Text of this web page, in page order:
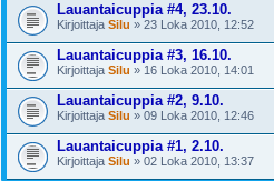
Lauantaicuppia #4, 23.10.
Kirjoittaja Silu » 23 Loka 2010, 12:52
Lauantaicuppia #3, 16.10.
Kirjoittaja Silu » 16 Loka 2010, 14:01
Lauantaicuppia #2, 9.10.
Kirjoittaja Silu » 09 Loka 2010, 12:46
Lauantaicuppia #1, 2.10.
Kirjoittaja Silu » 02 Loka 2010, 13:37